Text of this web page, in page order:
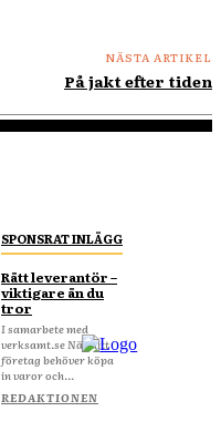
NÄSTA ARTIKEL
På jakt efter tiden
SPONSRAT INLÄGG
Rätt leverantör –
viktigare än du
tror
I samarbete med
verksamt.se När ditt
företag behöver köpa
in varor och...
REDAKTIONEN